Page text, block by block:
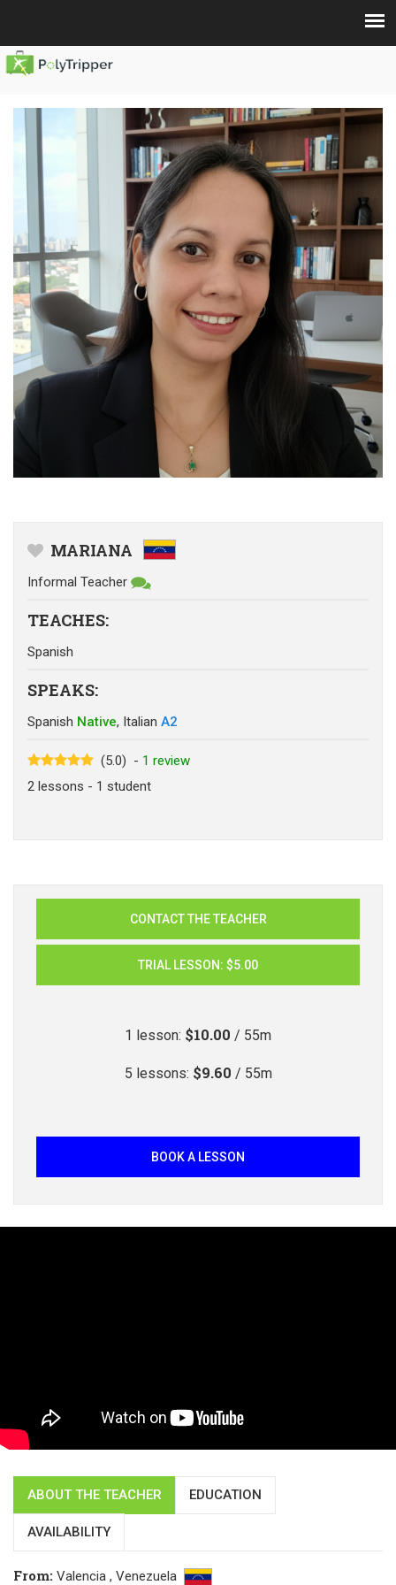
MARIANA
Informal Teacher
TEACHES:
Spanish
SPEAKS:
Spanish Native, Italian A2
(5.0) - 1 review
2 lessons - 1 student
CONTACT THE TEACHER
TRIAL LESSON: $5.00
1 lesson: $10.00 / 55m
5 lessons: $9.60 / 55m
BOOK A LESSON
ABOUT THE TEACHER EDUCATION
AVAILABILITY
From: Valencia , Venezuela